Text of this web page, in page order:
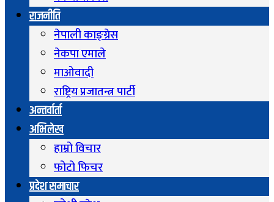
राजनीति
नेपाली काङ्ग्रेस
नेकपा एमाले
माओवादी
राष्ट्रिय प्रजातन्त्र पार्टी
अन्तर्वार्ता
अभिलेख
हाम्रो विचार
फोटो फिचर
प्रदेश समाचार